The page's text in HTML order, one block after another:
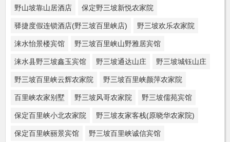
野山坡靠山居酒店 保定野三坡新悦农家院
驿捷度假连锁酒店(野三坡百里峡店) 野三坡欢乐农家院
涞水怡景楼宾馆 野三坡百里峡山野雅居宾馆
涞水县野三坡鑫玉宾馆 野三坡通达山庄 野三坡城钰山庄
野三坡百里峡云辉农家院 野三坡百里峡颜萍农家院
百里峡农家别墅 野三坡风哥农家院 野三坡儒苑宾馆
保定百里峡小北农家院 野三坡友家客栈(原晓华农家院)
保定百里峡丽景宾馆 野三坡百里峡诚信宾馆